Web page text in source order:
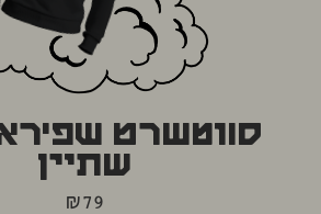
סווטשרט
שתיין
₪79